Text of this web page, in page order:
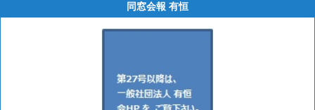
同窓会報 有恒